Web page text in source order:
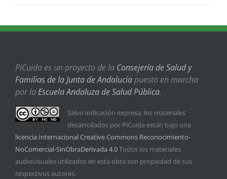
PiCuida es un proyecto de la Consejería de Salud y
Familias de la Junta de Andalucíapuesto en marcha
por laEscuela Andaluza de Salud Pública.
Salvo indicación expresa, los materiales
desarrollados por PiCuida están bajo una
licencia Internacional Creative Commons Reconocimiento-
NoComercial-SinObraDerivada 4.0Todos los materiales
audiovisuales utilizados en esta obra son propiedad de sus
respectivos autores.